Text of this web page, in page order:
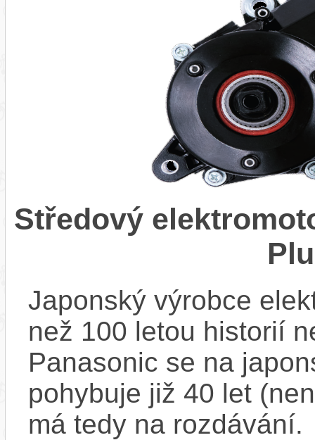
Středový
Japonský výrobce
než 100 letou historií
Panasonic se na
pohybuje již 40 let
má tedy na rozdávání.